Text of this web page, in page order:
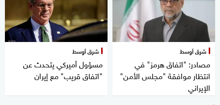
شرق أوسط
مصادر: "اتفاق هرمز" في
انتظار موافقة "مجلس الأمن"
الإيراني
شرق أوسط
مسؤول أميركي يتحدث عن
"اتفاق قريب" مع إيران